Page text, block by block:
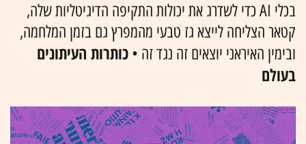
בכלי AI כדי לשדרג את יכולות התקיפה הדיגיטליות שלה,
קטאר הצליחה לייצא גז טבעי מהמפרץ גם בזמן המלחמה,
ובימין האיראני יוצאים זה נגד זה • כותרות העיתונים
בעולם